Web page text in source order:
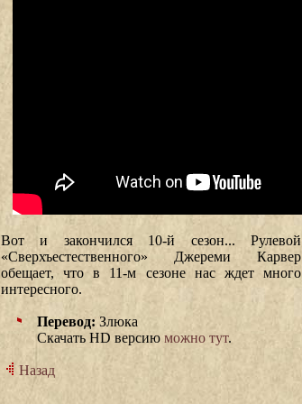
Вот и закончился 10-й сезон... Рулевой
«Сверхъестественного» Джереми Карвер
обещает, что в 11-м сезоне нас ждет много
интересного.
Перевод: Злюка
Скачать HD версию можно тут.
Назад